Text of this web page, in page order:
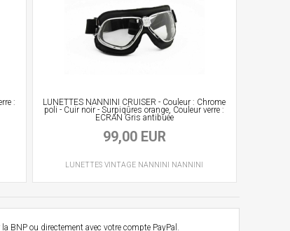
: LUNETTES NANNINI CRUISER - Couleur : Chrome
poli - Cuir noir - Surpiqûres orange, Couleur verre :
ECRAN Gris antibuée
99,00 EUR
LUNETTES VINTAGE NANNINI NANNINI
BNP ou directement avec votre compte PayPal.